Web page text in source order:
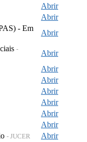
Abrir
Abrir
- Em
Abrir
-
Abrir
Abrir
Abrir
Abrir
Abrir
Abrir
Abrir
- JUCER
Abrir